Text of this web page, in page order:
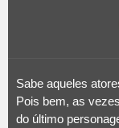
Sabe aqueles
Pois bem, as
do último